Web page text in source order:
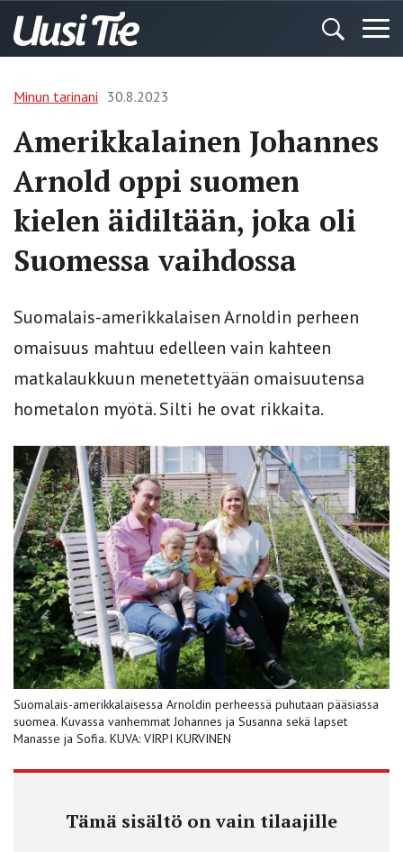
Minun tarinani 30.8.2023
Amerikkalainen Johannes
Arnold oppi suomen
kielen äidiltään, joka oli
Suomessa vaihdossa
Suomalais-amerikkalaisen Arnoldin perheen
omaisuus mahtuu edelleen vain kahteen
matkalaukkuun menetettyään omaisuutensa
hometalon myötä. Silti he ovat rikkaita.
Suomalais-amerikkalaisessa Arnoldin perheessä puhutaan pääsiassa
suomea. Kuvassa vanhemmat Johannes ja Susanna sekä lapset
Manasse ja Sofia. KUVA: VIRPI KURVINEN
Tämä sisältö on vain tilaajille